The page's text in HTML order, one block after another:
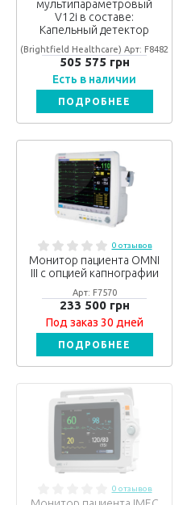
мультипараметровый
V12i в составе:
Капельный детектор
(Brightfield Healthcare) Арт: F8482
505 575 грн
Есть в наличии
ПОДРОБНЕЕ
0 отзывов
Монитор пациента OMNI
III с опцией капнографии
Арт: F7570
233 500 грн
Под заказ 30 дней
ПОДРОБНЕЕ
0 отзывов